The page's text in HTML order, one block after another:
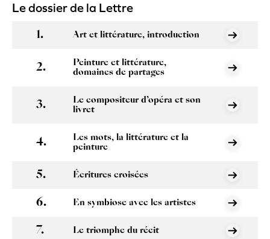
Le dossier de la Lettre
Art et littérature, introduction
Peinture et littérature,
domaines de partages
Le compositeur d’opéra et son
livret
Les mots, la littérature et la
peinture
Écritures croisées
En symbiose avec les artistes
Le triomphe du récit